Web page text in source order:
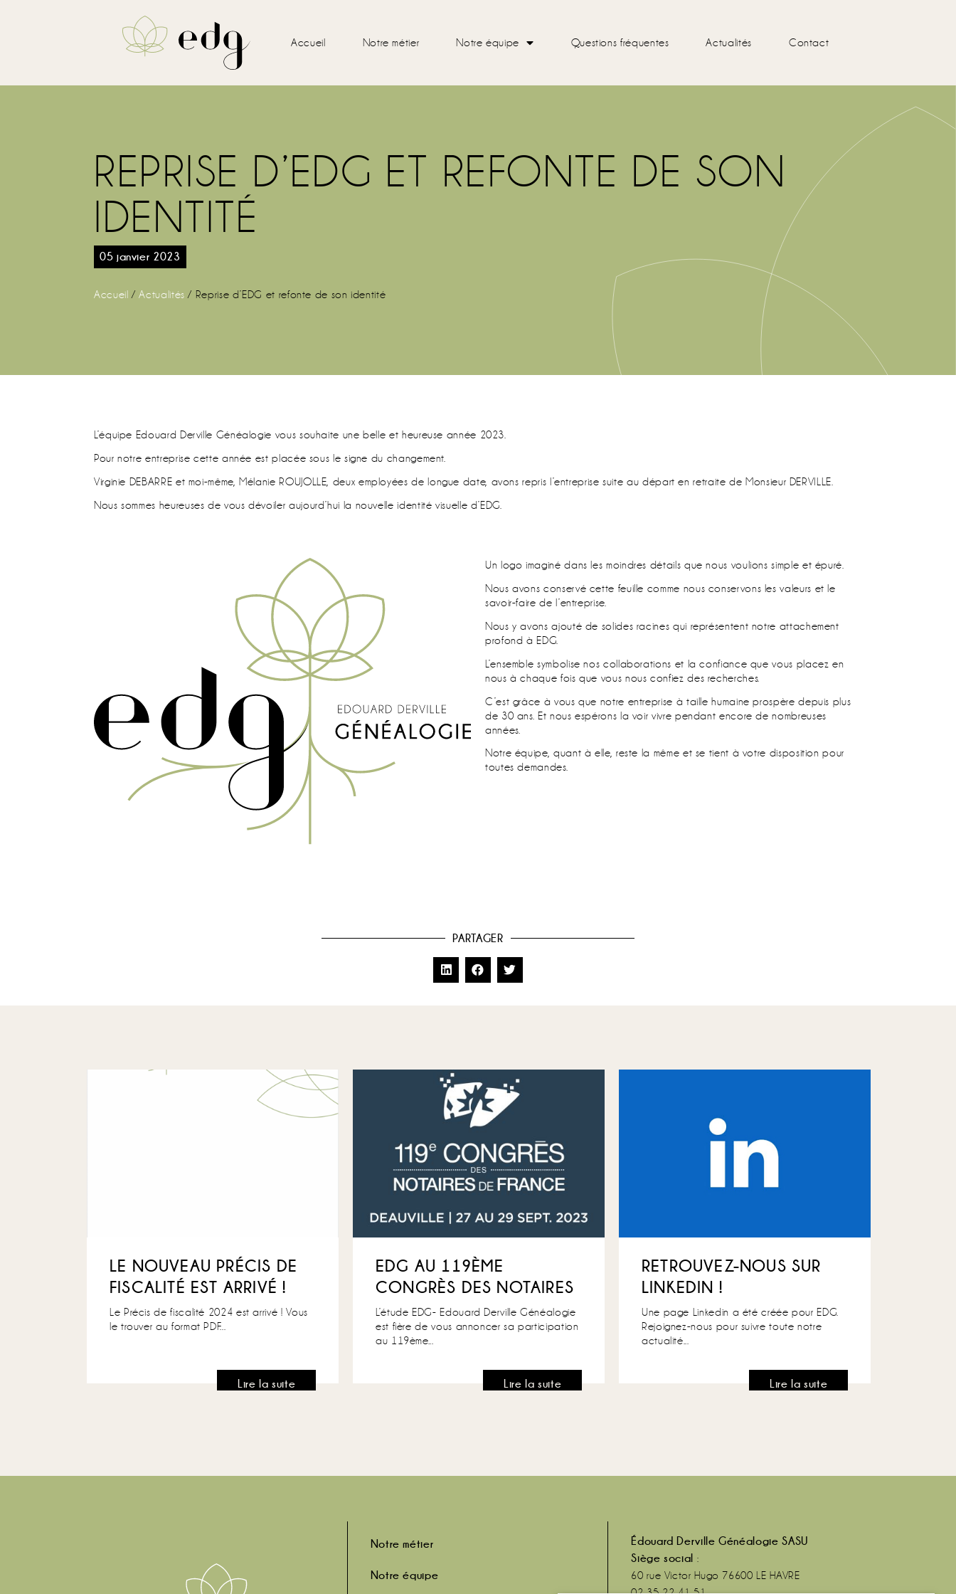
Accueil Notre métier Notre équipe Questions fréquentes Actualités Contact
REPRISE D’EDG ET REFONTE DE SON
IDENTITÉ
05 janvier 2023
Accueil /Actualités / Reprise d’EDG et refonte de son identité
L’équipe Edouard Derville Généalogie vous souhaite une belle et heureuse année 2023.
Pour notre entreprise cette année est placée sous le signe du changement.
Virginie DEBARRE et moi-même, Mélanie ROUJOLLE, deux employées de longue date, avons repris l’entreprise suite au départ en retraite de Monsieur DERVILLE.
Nous sommes heureuses de vous dévoiler aujourd’hui la nouvelle identité visuelle d’EDG.
Un logo imaginé dans les moindres détails que nous voulions simple et épuré.
Nous avons conservé cette feuille comme nous conservons les valeurs et le
savoir-faire de l’entreprise.
Nous y avons ajouté de solides racines qui représentent notre attachement
profond à EDG.
L’ensemble symbolise nos collaborations et la confiance que vous placez en
nous à chaque fois que vous nous confiez des recherches.
C’est grâce à vous que notre entreprise à taille humaine prospère depuis plus
de 30 ans. Et nous espérons la voir vivre pendant encore de nombreuses
années.
Notre équipe, quant à elle, reste la même et se tient à votre disposition pour
toutes demandes.
PARTAGER
LE NOUVEAU PRÉCIS DE
FISCALITÉ EST ARRIVÉ !
Le Précis de fiscalité 2024 est arrivé ! Vous
le trouver au format PDF...
Lire la suite
EDG AU 119ÈME
CONGRÈS DES NOTAIRES
L’étude EDG- Edouard Derville Généalogie
est fière de vous annoncer sa participation
au 119ème...
Lire la suite
RETROUVEZ-NOUS SUR
LINKEDIN !
Une page Linkedin a été créée pour EDG.
Rejoignez-nous pour suivre toute notre
actualité...
Lire la suite
Notre métier
Notre équipe
Édouard Derville Généalogie SASU
Siège social :
60 rue Victor Hugo 76600 LE HAVRE